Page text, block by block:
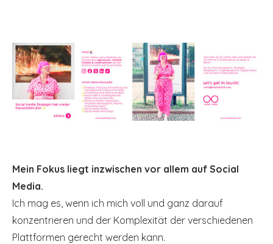
Mein Fokus liegt inzwischen vor allem auf Social
Media.
Ich mag es, wenn ich mich voll und ganz darauf
konzentrieren und der Komplexität der verschiedenen
Plattformen gerecht werden kann.